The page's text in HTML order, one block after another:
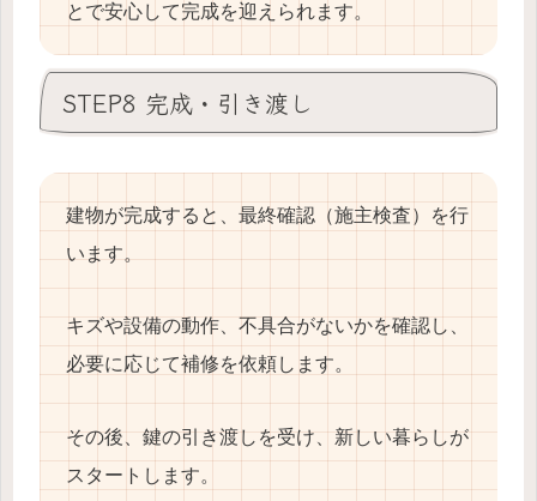
とで安心して完成を迎えられます。
STEP8 完成・引き渡し
建物が完成すると、最終確認（施主検査）を行
います。
キズや設備の動作、不具合がないかを確認し、
必要に応じて補修を依頼します。
その後、鍵の引き渡しを受け、新しい暮らしが
スタートします。